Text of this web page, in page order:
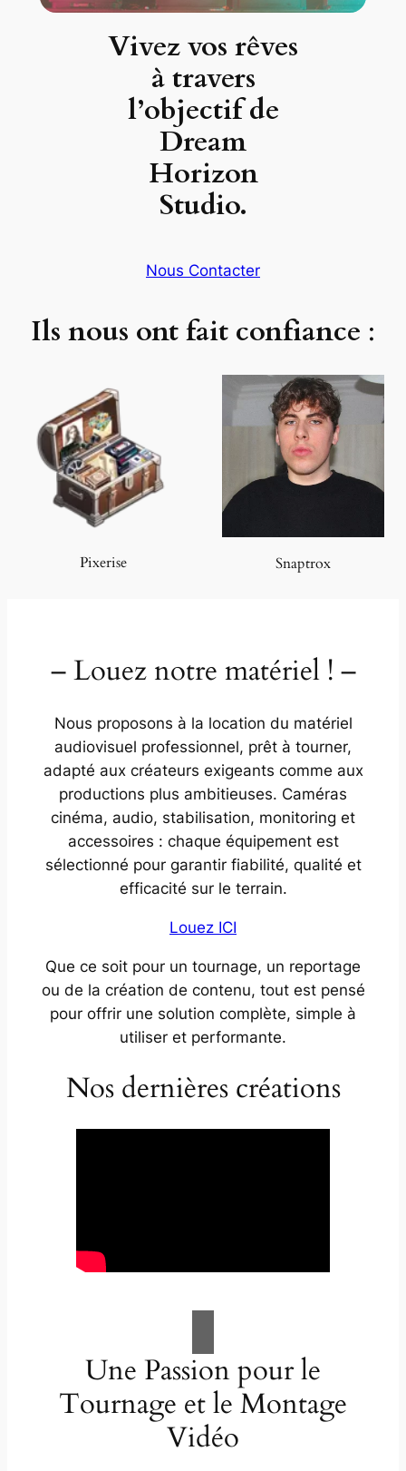
Vivez vos rêves
à travers
l’objectif de
Dream
Horizon
Studio.
Nous Contacter
Ils nous ont fait confiance :
Pixerise Snaptrox
– Louez notre matériel ! –
Nous proposons à la location du matériel
audiovisuel professionnel, prêt à tourner,
adapté aux créateurs exigeants comme aux
productions plus ambitieuses. Caméras
cinéma, audio, stabilisation, monitoring et
accessoires : chaque équipement est
sélectionné pour garantir fiabilité, qualité et
efficacité sur le terrain.
Louez ICI
Que ce soit pour un tournage, un reportage
ou de la création de contenu, tout est pensé
pour offrir une solution complète, simple à
utiliser et performante.
Nos dernières créations
Une Passion pour le
Tournage et le Montage
Vidéo